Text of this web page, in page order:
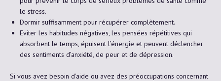
le stress.
Dormir suffisamment pour récupérer complètement.
Eviter les habitudes négatives, les pensées répétitives qui
absorbent le temps, épuisent l’énergie et peuvent déclencher
des sentiments d’anxiété, de peur et de dépression.
Si vous avez besoin d’aide ou avez des préoccupations concernant